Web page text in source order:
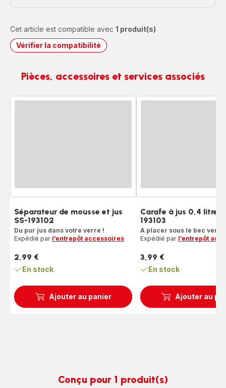
Cet article est compatible avec 1 produit(s)
Vérifier la compatibilité
Pièces, accessoires et services associés
Ajouter au panier
Séparateur de mousse et jus
SS-193102
Du pur jus dans votre verre !
Expédié par l’entrepôt accessoires
Prix
2,99 €
En stock
Ajouter au
Carafe à jus 0,4 litre
193103
A placer sous le bec
Expédié par l’entrepôt
Prix
3,99 €
En stock
Conçu pour 1 produit(s)